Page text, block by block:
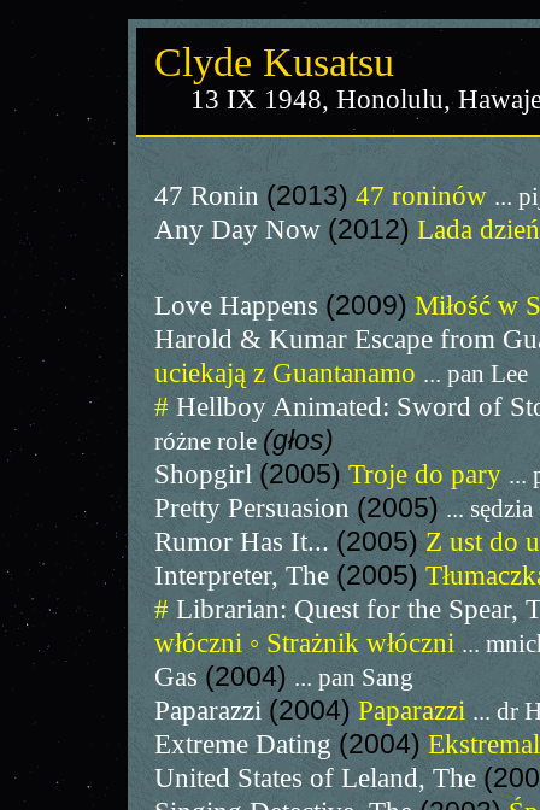
Clyde Kusatsu
13 IX 1948, Honolulu,
47 Ronin (2013) 47 roninów ...
Any Day Now (2012) Lada
Love Happens (2009) Miłość w
Harold & Kumar Escape from
uciekają z Guantanamo ... pan Lee
# Hellboy Animated: Sword of
różne role (głos)
Shopgirl (2005) Troje do pary ...
Pretty Persuasion (2005) ...
Rumor Has It... (2005) Z ust do
Interpreter, The (2005)
# Librarian: Quest for the Spear,
włóczni ◦ Strażnik włóczni ...
Gas (2004) ... pan Sang
Paparazzi (2004) Paparazzi ... dr
Extreme Dating (2004)
United States of Leland, The